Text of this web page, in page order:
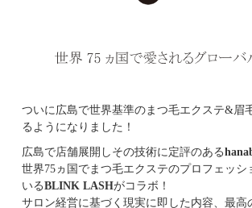
ついに広島で世界基準のまつ毛エクステ&眉
るようになりました！
広島で店舗展開しその技術に定評のある
世界75ヵ国でまつ毛エクステのプロフェッシ
いるBLINK LASHがコラボ！
サロン経営に基づく現実に即した内容、最高